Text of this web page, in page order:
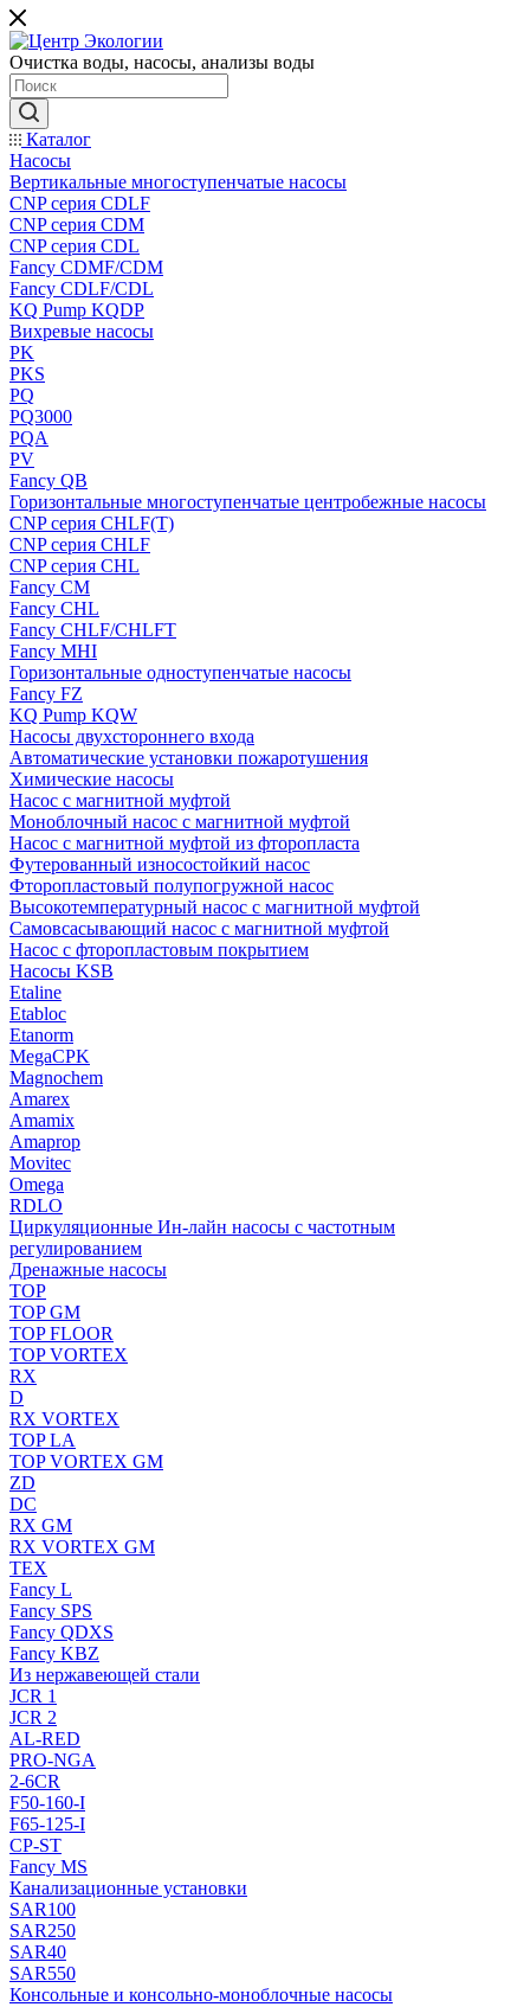
Очистка воды, насосы, анализы воды
Каталог
Насосы
Вертикальные многоступенчатые насосы
CNP серия CDLF
CNP серия CDM
CNP серия CDL
Fancy CDMF/CDM
Fancy CDLF/CDL
KQ Pump KQDP
Вихревые насосы
PK
PKS
PQ
PQ3000
PQA
PV
Fancy QB
Горизонтальные многоступенчатые центробежные насосы
CNP серия CHLF(T)
CNP серия CHLF
CNP серия CHL
Fancy CM
Fancy CHL
Fancy CHLF/CHLFT
Fancy MHI
Горизонтальные одноступенчатые насосы
Fancy FZ
KQ Pump KQW
Насосы двухстороннего входа
Автоматические установки пожаротушения
Химические насосы
Насос с магнитной муфтой
Моноблочный насос с магнитной муфтой
Насос с магнитной муфтой из фторопласта
Футерованный износостойкий насос
Фторопластовый полупогружной насос
Высокотемпературный насос с магнитной муфтой
Самовсасывающий насос с магнитной муфтой
Насос с фторопластовым покрытием
Насосы KSB
Etaline
Etabloc
Etanorm
MegaCPK
Magnochem
Amarex
Amamix
Amaprop
Movitec
Omega
RDLO
Циркуляционные Ин-лайн насосы с частотным
регулированием
Дренажные насосы
TOP
TOP GM
TOP FLOOR
TOP VORTEX
RX
D
RX VORTEX
TOP LA
TOP VORTEX GM
ZD
DC
RX GM
RX VORTEX GM
TEX
Fancy L
Fancy SPS
Fancy QDXS
Fancy KBZ
Из нержавеющей стали
JCR 1
JCR 2
AL-RED
PRO-NGA
2-6CR
F50-160-I
F65-125-I
CP-ST
Fancy MS
Канализационные установки
SAR100
SAR250
SAR40
SAR550
Консольные и консольно-моноблочные насосы